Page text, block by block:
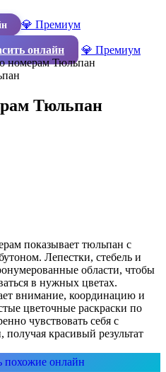
💎 Премиум
онлайн
💎 Премиум
номерам Тюльпан
Тюльпан
показывает тюльпан с
Лепестки, стебель и
области, чтобы
в нужных цветах.
внимание, координацию и
цветочные раскраски по
чувствовать себя с
красивый результат
похожие онлайн